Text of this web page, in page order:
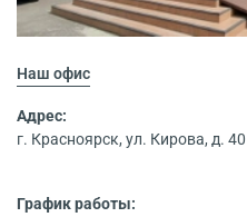
Наш офис
Адрес:
г. Красноярск, ул. Кирова, д. 40
График работы: